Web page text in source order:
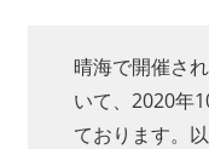
晴海で開催さ
いて、2020年
ております。